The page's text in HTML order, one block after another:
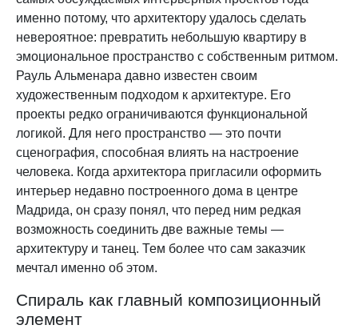
именно потому, что архитектору удалось сделать
невероятное: превратить небольшую квартиру в
эмоциональное пространство с собственным ритмом.
Рауль Альменара давно известен своим
художественным подходом к архитектуре. Его
проекты редко ограничиваются функциональной
логикой. Для него пространство — это почти
сценография, способная влиять на настроение
человека. Когда архитектора пригласили оформить
интерьер недавно построенного дома в центре
Мадрида, он сразу понял, что перед ним редкая
возможность соединить две важные темы —
архитектуру и танец. Тем более что сам заказчик
мечтал именно об этом.
Спираль как главный композиционный
элемент